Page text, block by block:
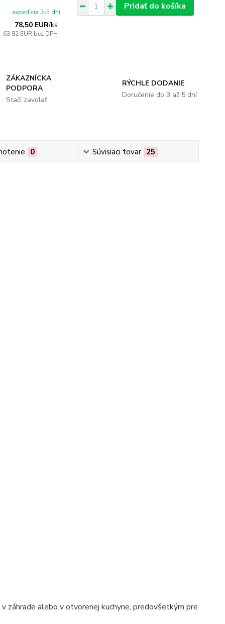
78,50 EUR/ks
63,82 EUR bez DPH
expedícia 3-5 dní
Pridať do košíka
ZÁKAZNÍCKA
PODPORA
Stačí zavolať
RÝCHLE DODANIE
Doručenie do 3 až 5 dní
0 Súvisiaci tovar 25
záhrade alebo v otvorenej kuchyne, predovšetkým pre